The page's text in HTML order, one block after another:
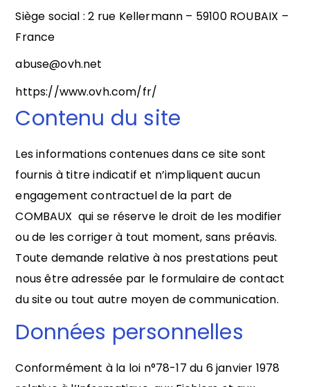
Siège social : 2 rue Kellermann – 59100 ROUBAIX –
France
abuse@ovh.net
https://www.ovh.com/fr/
Contenu du site
Les informations contenues dans ce site sont
fournis à titre indicatif et n’impliquent aucun
engagement contractuel de la part de
COMBAUX qui se réserve le droit de les modifier
ou de les corriger à tout moment, sans préavis.
Toute demande relative à nos prestations peut
nous être adressée par le formulaire de contact
du site ou tout autre moyen de communication.
Données personnelles
Conformément à la loi n°78-17 du 6 janvier 1978